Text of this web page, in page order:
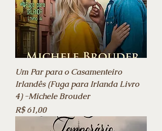
Um Par para o Casamenteiro
Irlandês (Fuga para Irlanda Livro
4) -Michele Brouder
Preço
R$ 61,00